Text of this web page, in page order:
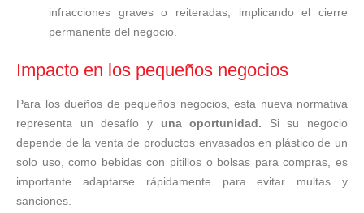
infracciones graves o reiteradas, implicando el cierre
permanente del negocio.
Impacto en los pequeños negocios
Para los dueños de pequeños negocios, esta nueva normativa
representa un desafío yuna oportunidad. Si su negocio
depende de la venta de productos envasados en plástico de un
solo uso, como bebidas con pitillos o bolsas para compras, es
importante adaptarse rápidamente para evitar multas y
sanciones.